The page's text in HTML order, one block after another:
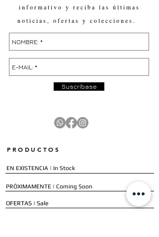
informativo y reciba las últimas
noticias, ofertas y colecciones.
Suscríbase
PRODUCTOS
EN EXISTENCIA | In Stock
PRÓXIMAMENTE | Coming Soon
OFERTAS | Sale